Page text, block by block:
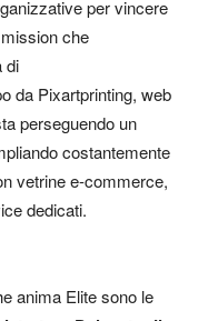
per vincere
che
di
da Pixartprinting, web
perseguendo un
costantemente
vetrine e-commerce,
dedicati.
anima Elite sono le